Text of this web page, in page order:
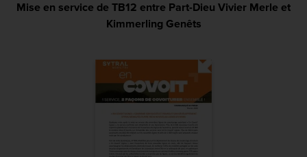
Mise en service de TB12 entre Part-Dieu Vivier Merle et
Kimmerling Genêts